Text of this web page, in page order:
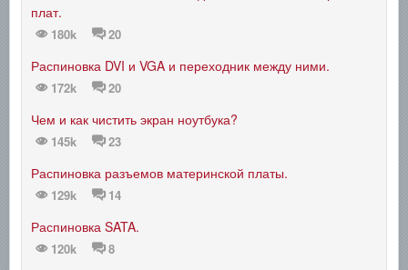
плат.
180k 20
Распиновка DVI и VGA и переходник между ними.
172k 20
Чем и как чистить экран ноутбука?
145k 23
Распиновка разъемов материнской платы.
129k 14
Распиновка SATA.
120k 8